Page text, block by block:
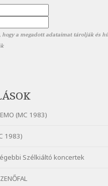
Pöttyös katica
Scarabeus
Ülj le csak
Vakondok
Vizilóblues
érkeztünk
hogy a megadott adataimat tárolják és
(MC 1983)
1983)
Szélkiáltó koncertek